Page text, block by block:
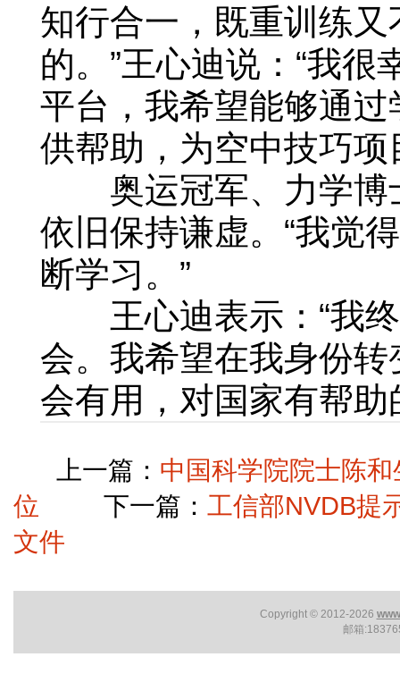
知行合一，既重训练
的。”王心迪说：“我
平台，我希望能够通
供帮助，为空中技巧项
奥运冠军、力学博
依旧保持谦虚。“我觉
断学习。”
王心迪表示：“我终
会。我希望在我身份
会有用，对国家有帮助
上一篇： 中国科学院院士陈
位 下一篇： 工信部NVDB提
文件
Copyright © 2012-2026
邮箱